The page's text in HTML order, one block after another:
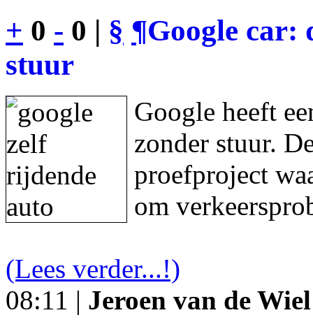
+ 0 - 0 | § ¶Google car:
stuur
Google heeft
zonder stuur.
proefproject
om
(Lees verder...!)
08:11 | Jeroen van de Wiel